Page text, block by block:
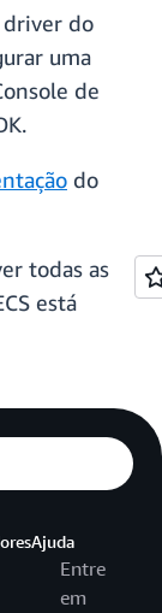
driver do
uma
de
do
todas as
está
Ajuda
Entre
em